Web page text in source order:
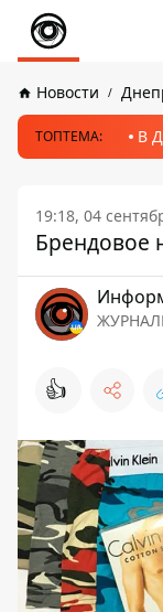
Новости
ТОПТЕМА: В
19:18, 04
Брендовое
👍